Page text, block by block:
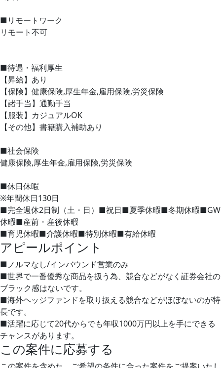
■リモートワーク
リモート不可
■待遇・福利厚生
【昇給】あり
【保険】健康保険,厚生年金,雇用保険,労災保険
【諸手当】通勤手当
【服装】カジュアルOK
【その他】書籍購入補助あり
■社会保険
健康保険,厚生年金,雇用保険,労災保険
■休日休暇
※年間休日130日
■完全週休2日制（土・日）■祝日■夏季休暇■冬期休暇■GW
休暇■産前・産後休暇
■育児休暇■介護休暇■特別休暇■有給休暇
アピールポイント
■ノルマなし/インバウンド営業のみ
■世界で一番優秀な商品を扱う為、競合などがなく証券会社の
ブラック感はないです。
■海外ヘッジファンドを取り扱える競合などがほぼないのが特
長です。
■活躍に応じて20代からでも年収1000万円以上を手にできる
チャンスがあります。
この案件に応募する